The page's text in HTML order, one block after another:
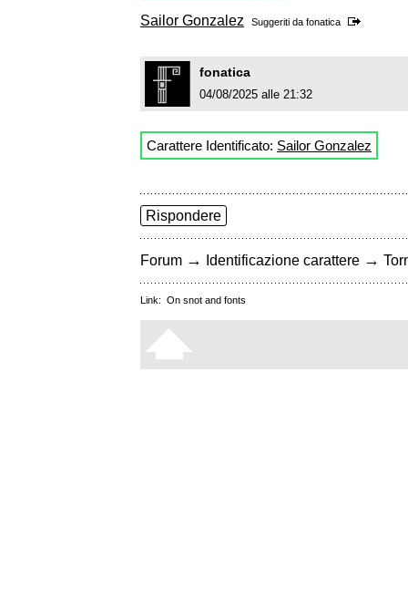
Sailor Gonzalez Suggeriti da fonatica
fonatica
04/08/2025 alle 21:32
Carattere Identificato: Sailor Gonzalez
Rispondere
Forum → Identificazione carattere →
Link: On snot and fonts